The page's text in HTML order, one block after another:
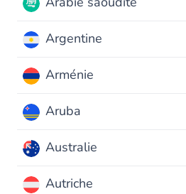
Argentine
Arménie
Aruba
Australie
Autriche